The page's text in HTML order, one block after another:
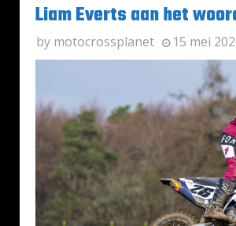
Liam Everts aan het
by motocrossplanet 15 mei